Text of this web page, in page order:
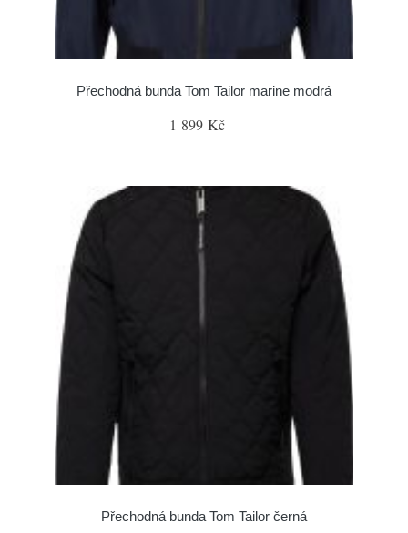
Přechodná bunda Tom Tailor marine modrá
1 899 Kč
Přechodná bunda Tom Tailor černá